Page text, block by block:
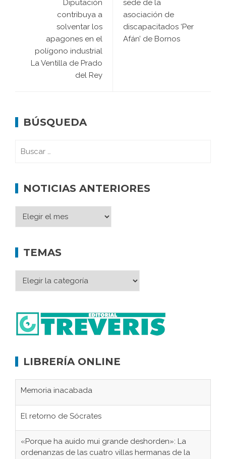
Diputación
contribuya a
solventar los
apagones en el
polígono industrial
La Ventilla de Prado
del Rey
sede de la
asociación de
discapacitados ‘Per
Afán’ de Bornos
BÚSQUEDA
NOTICIAS ANTERIORES
TEMAS
LIBRERÍA ONLINE
Memoria inacabada
El retorno de Sócrates
«Porque ha auido mui grande deshorden»: La
ordenanzas de las cuatro villas hermanas de la